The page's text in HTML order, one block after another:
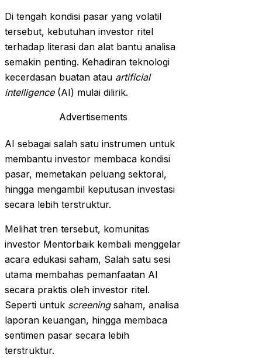
Di tengah kondisi pasar yang volatil
tersebut, kebutuhan investor ritel
terhadap literasi dan alat bantu analisa
semakin penting. Kehadiran teknologi
kecerdasan buatan atau artificial
intelligence(AI) mulai dilirik.
Advertisements
AI sebagai salah satu instrumen untuk
membantu investor membaca kondisi
pasar, memetakan peluang sektoral,
hingga mengambil keputusan investasi
secara lebih terstruktur.
Melihat tren tersebut, komunitas
investor Mentorbaik kembali menggelar
acara edukasi saham, Salah satu sesi
utama membahas pemanfaatan AI
secara praktis oleh investor ritel.
Seperti untuk screening saham, analisa
laporan keuangan, hingga membaca
sentimen pasar secara lebih
terstruktur.